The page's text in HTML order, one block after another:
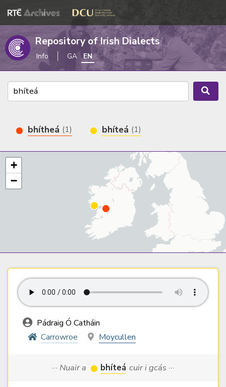
Repository of Irish Dialects
Info GA EN
bhítheá (1) bhíteá (1)
+
−
Pádraig Ó Catháin
Carrowroe
Moycullen
··· Nuair a bhíteá cuir i gcás ···